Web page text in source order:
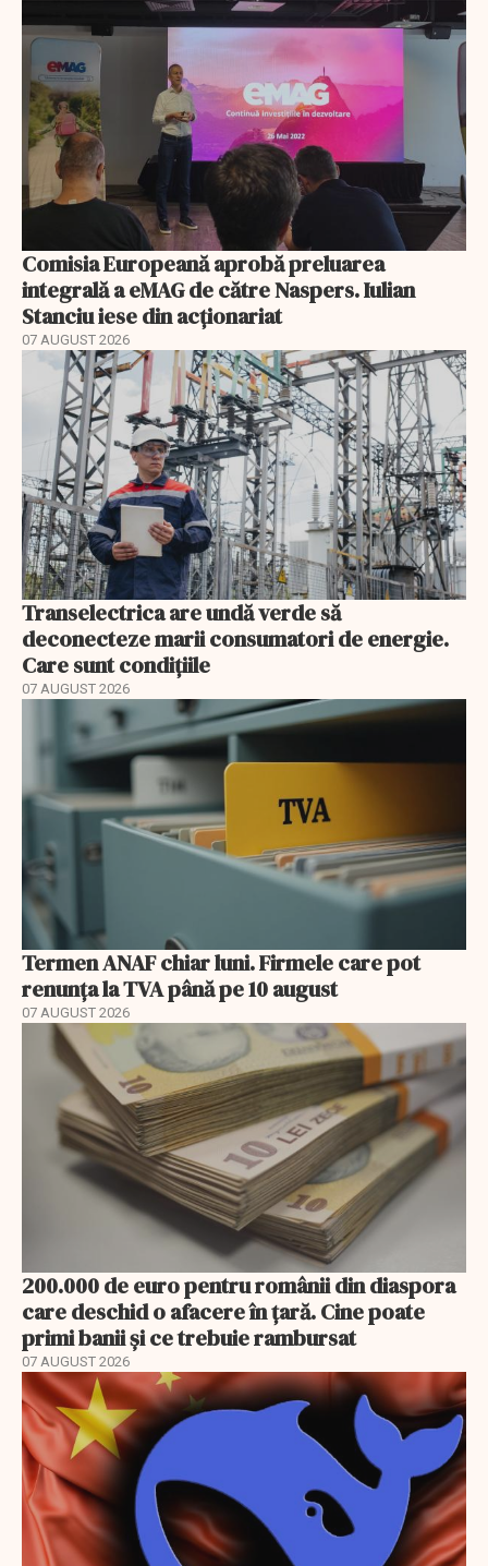
Comisia Europeană aprobă preluarea
integrală a eMAG de către Naspers. Iulian
Stanciu iese din acționariat
07 AUGUST 2026
Transelectrica are undă verde să
deconecteze marii consumatori de energie.
Care sunt condițiile
07 AUGUST 2026
Termen ANAF chiar luni. Firmele care pot
renunța la TVA până pe 10 august
07 AUGUST 2026
200.000 de euro pentru românii din diaspora
care deschid o afacere în țară. Cine poate
primi banii și ce trebuie rambursat
07 AUGUST 2026